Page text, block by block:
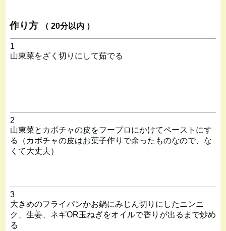
作り方 （ 20分以内 ）
1
山東菜をざく切りにして茹でる
2
山東菜とカボチャの皮をフープロにかけてペーストにす
る（カボチャの皮はお菓子作りで余ったものなので、な
くて大丈夫）
3
大きめのフライパンかお鍋にみじん切りにしたニンニ
ク、生姜、ネギOR玉ねぎをオイルで香りが出るまで炒め
る